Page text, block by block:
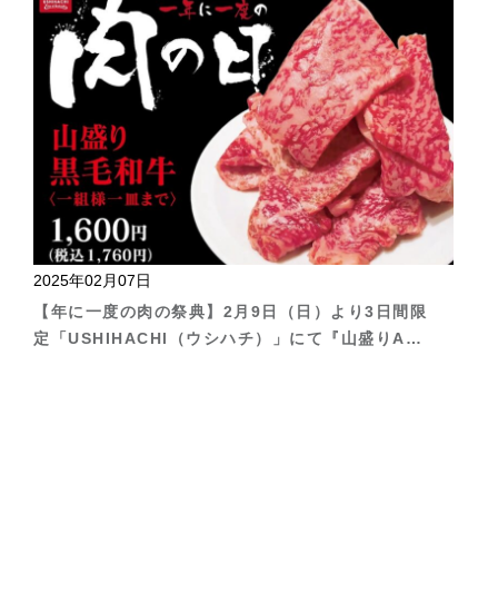
2025年02月07日
【年に一度の肉の祭典】2月9日（日）より3日間限
定「USHIHACHI（ウシハチ）」にて『山盛りA5